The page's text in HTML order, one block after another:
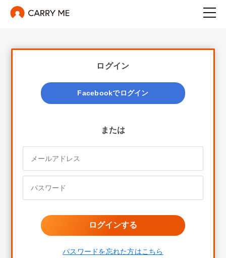
ログイン
Facebookでログイン
または
パスワードを忘れた方はこちら